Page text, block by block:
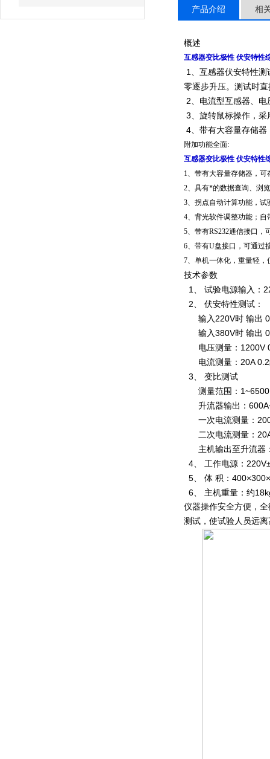
产品介绍 相
概述
互感器变比极性 伏安特性
1、互感器伏安特性
零逐步升压。测试时
2、电流型互感器、
3、旋转鼠标操作， 采
4、带有大容量存储
附加功能全面:
互感器变比极性 伏安特性
1、带有大容量存储器，
2、具有*的数据查询、浏
3、拐点自动计算功能，
4、背光软件调整功能；自
5、带有RS232通信接口
6、带有U盘接口，可通过
7、单机一体化，重量轻
技术参数
1、 试验电源输入：
2、 伏安特性测试：
输入220V时 输出
输入380V时 输出
电压测量：1200V
电流测量：20A 0.2
3、 变比测试
测量范围：
升流器输出：
一次电流测量：
二次电流测量：
主机输出至升流器
4、 工作电源：
5、 体 积：
6、 主机重量：约
仪器操作安全方便，
测试，使试验人员远